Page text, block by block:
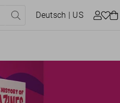
Deutsch | US